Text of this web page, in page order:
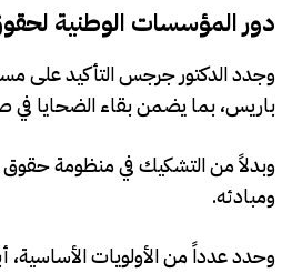
دور المؤسسات الوطنية
وجدد الدكتور جرجس التأكيد على
باريس، بما يضمن بقاء الضحايا
وبدلاً من التشكيك في منظومة حقوق
ومبادئه.
وحدد عدداً من الأولويات الأساسية،